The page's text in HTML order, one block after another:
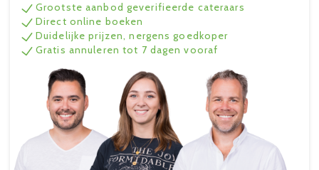
Grootste aanbod geverifieerde cateraars
Direct online boeken
Duidelijke prijzen, nergens goedkoper
Gratis annuleren tot 7 dagen vooraf